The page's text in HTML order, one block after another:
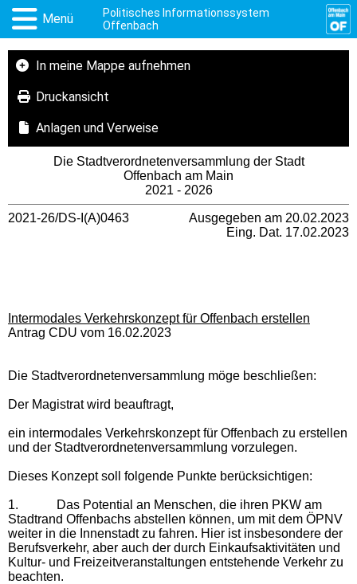
Menü
Politisches Informationssystem
Offenbach
In meine Mappe aufnehmen
Druckansicht
Anlagen und Verweise
Die Stadtverordnetenversammlung der Stadt
Offenbach am Main
2021 - 2026
2021-26/DS-I(A)0463
Ausgegeben am 20.02.2023
Eing. Dat. 17.02.2023
Intermodales Verkehrskonzept für Offenbach erstellen
Antrag CDU vom 16.02.2023
Die Stadtverordnetenversammlung möge beschließen:
Der Magistrat wird beauftragt,
ein intermodales Verkehrskonzept für Offenbach zu erstellen
und der Stadtverordnetenversammlung vorzulegen.
Dieses Konzept soll folgende Punkte berücksichtigen:
1. Das Potential an Menschen, die ihren PKW am
Stadtrand Offenbachs abstellen können, um mit dem ÖPNV
weiter in die Innenstadt zu fahren. Hier ist insbesondere der
Berufsverkehr, aber auch der durch Einkaufsaktivitäten und
Kultur- und Freizeitveranstaltungen entstehende Verkehr zu
beachten.